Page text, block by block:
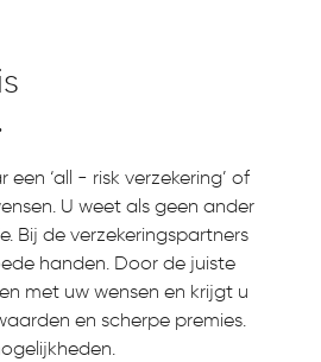
‘all - risk verzekering’ of
U weet als geen ander
Bij de verzekeringspartners
handen. Door de juiste
met uw wensen en krijgt u
en scherpe premies.